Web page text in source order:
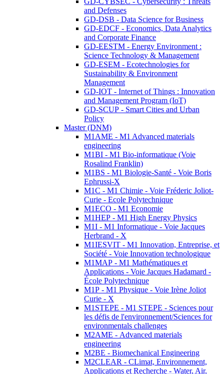
and Defenses
GD-DSB - Data Science for Business
GD-EDCF - Economics, Data Analytics
and Corporate Finance
GD-EESTM - Energy Environment :
Science Technology & Management
GD-ESEM - Ecotechnologies for
Sustainability & Environment
Management
GD-IOT - Internet of Things : Innovation
and Management Program (IoT)
GD-SCUP - Smart Cities and Urban
Policy
Master (DNM)
M1AME - M1 Advanced materials
engineering
M1BI - M1 Bio-informatique (Voie
Rosalind Franklin)
M1BS - M1 Biologie-Santé - Voie Boris
Ephrussi-X
M1C - M1 Chimie - Voie Fréderic Joliot-
Curie - Ecole Polytechnique
M1ECO - M1 Economie
M1HEP - M1 High Energy Physics
M1I - M1 Informatique - Voie Jacques
Herbrand - X
M1IESVIT - M1 Innovation, Entreprise, et
Société - Voie Innovation technologique
M1MAP - M1 Mathématiques et
Applications - Voie Jacques Hadamard -
École Polytechnique
M1P - M1 Physique - Voie Irène Joliot
Curie - X
M1STEPE - M1 STEPE - Sciences pour
les défis de l'environnement/Sciences for
environmentals challenges
M2AME - Advanced materials
engineering
M2BE - Biomechanical Engineering
M2CLEAR - CLimat, Environnement,
Applications et Recherche - Water, Air,